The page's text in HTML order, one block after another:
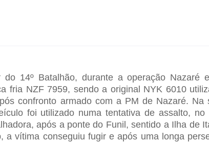
14º Batalhão, durante a operação Nazaré
fria NZF 7959, sendo a original NYK 6010
confronto armado com a PM de Nazaré. Na
foi utilizado numa tentativa de assalto, no
após a ponte do Funil, sentido a Ilha de
vítima conseguiu fugir e após uma longa